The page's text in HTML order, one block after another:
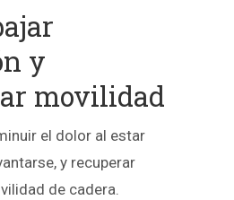
y
movilidad
el dolor al estar
y recuperar
de cadera.